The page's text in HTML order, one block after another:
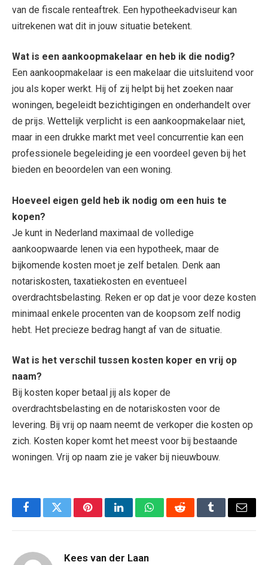
van de fiscale renteaftrek. Een hypotheekadviseur kan
uitrekenen wat dit in jouw situatie betekent.
Wat is een aankoopmakelaar en heb ik die nodig?
Een aankoopmakelaar is een makelaar die uitsluitend voor
jou als koper werkt. Hij of zij helpt bij het zoeken naar
woningen, begeleidt bezichtigingen en onderhandelt over
de prijs. Wettelijk verplicht is een aankoopmakelaar niet,
maar in een drukke markt met veel concurrentie kan een
professionele begeleiding je een voordeel geven bij het
bieden en beoordelen van een woning.
Hoeveel eigen geld heb ik nodig om een huis te
kopen?
Je kunt in Nederland maximaal de volledige
aankoopwaarde lenen via een hypotheek, maar de
bijkomende kosten moet je zelf betalen. Denk aan
notariskosten, taxatiekosten en eventueel
overdrachtsbelasting. Reken er op dat je voor deze kosten
minimaal enkele procenten van de koopsom zelf nodig
hebt. Het precieze bedrag hangt af van de situatie.
Wat is het verschil tussen kosten koper en vrij op
naam?
Bij kosten koper betaal jij als koper de
overdrachtsbelasting en de notariskosten voor de
levering. Bij vrij op naam neemt de verkoper die kosten op
zich. Kosten koper komt het meest voor bij bestaande
woningen. Vrij op naam zie je vaker bij nieuwbouw.
FacebookTwitterPinterestLinkedInWhatsAppRedditTumblrEmail
Kees van der Laan